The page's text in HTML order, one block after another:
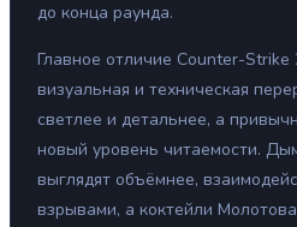
до конца раунда.
Главное отличие Counter-
визуальная и техническая
светлее и детальнее, а
новый уровень читаемости.
выглядят объёмнее,
взрывами, а коктейли